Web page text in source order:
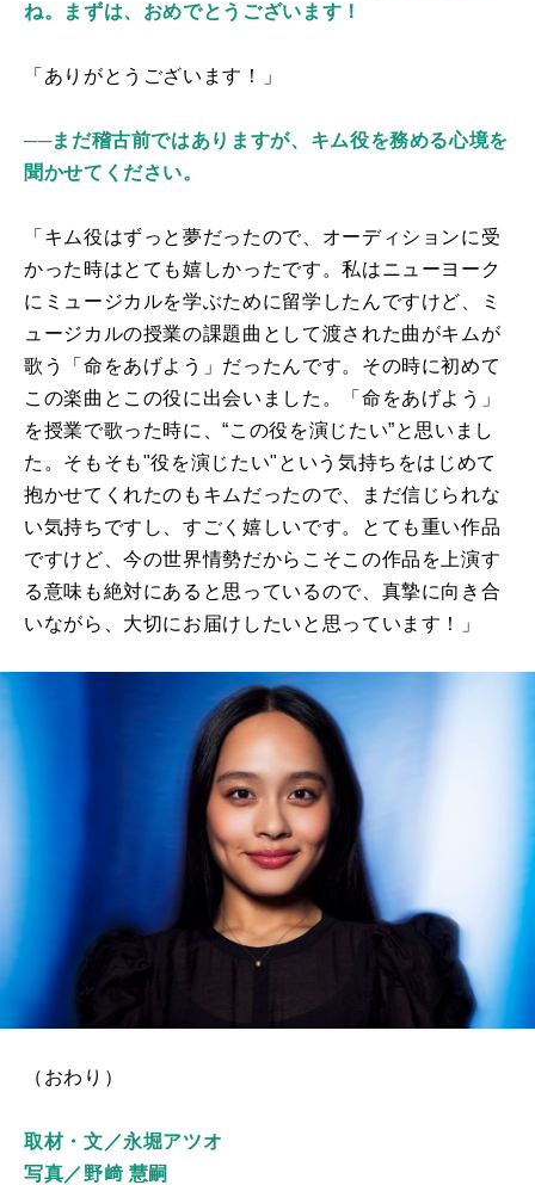
ね。まずは、おめでとうございます！
「ありがとうございます！」
──まだ稽古前ではありますが、キム役を務める心境を
聞かせてください。
「キム役はずっと夢だったので、オーディションに受
かった時はとても嬉しかったです。私はニューヨーク
にミュージカルを学ぶために留学したんですけど、ミ
ュージカルの授業の課題曲 として渡された曲がキムが
歌う「命をあげよう」だったんです。その時に初めて
この楽曲とこの役に出会いました。「命をあげよう」
を授業で歌った時に、“この役を演じたい”と思いまし
た。 そもそも"役を演じたい" と いう気持ちをはじめて
抱かせてくれたのも キムだったので、まだ信じられな
い気持ちですし
、すごく嬉しいです。とても重い作品
ですけど、今の世界情勢だからこそこの作品を上演す
る意味 も絶対にあると思っているので、 真摯に向き合
いながら、大切にお届けしたいと思っています！
」
（おわり）
取材・文／永堀アツオ
写真／野﨑 慧嗣